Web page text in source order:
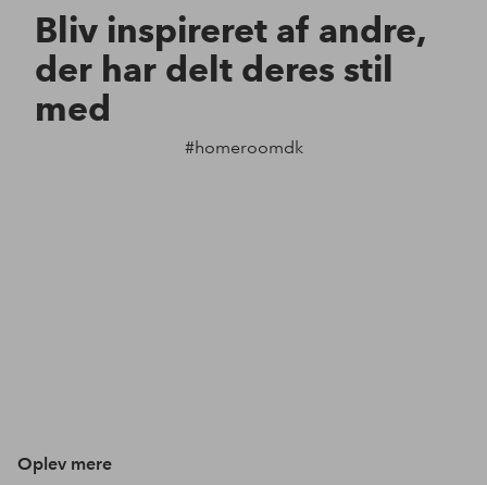
Bliv inspireret af andre,
der har delt deres stil
med
#homeroomdk
Oplev mere